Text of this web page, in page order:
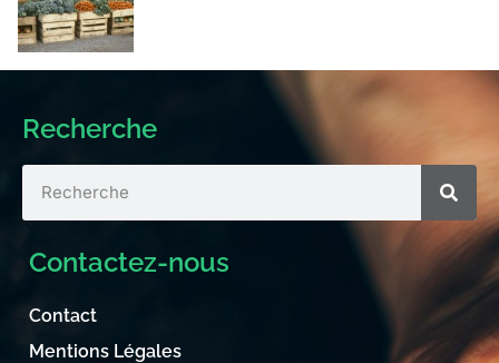
Recherche
Contactez-nous
Contact
Mentions Légales